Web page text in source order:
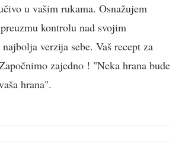
u vašim rukama. Osnažujem
kontrolu nad svojim
verzija sebe. Vaš recept za
zajedno ! "Neka hrana bude
hrana".